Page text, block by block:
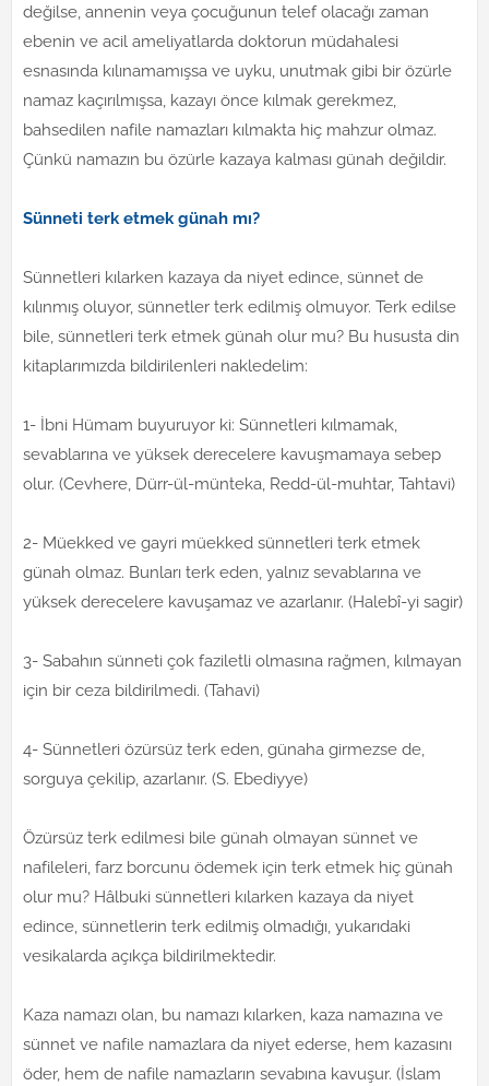
değilse, annenin veya çocuğunun telef olacağı zaman
ebenin ve acil ameliyatlarda doktorun müdahalesi
esnasında kılınamamışsa ve uyku, unutmak gibi bir özürle
namaz kaçırılmışsa, kazayı önce kılmak gerekmez,
bahsedilen nafile namazları kılmakta hiç mahzur olmaz.
Çünkü namazın bu özürle kazaya kalması günah değildir.
Sünneti terk etmek günah mı?
Sünnetleri kılarken kazaya da niyet edince, sünnet de
kılınmış oluyor, sünnetler terk edilmiş olmuyor. Terk edilse
bile, sünnetleri terk etmek günah olur mu? Bu hususta din
kitaplarımızda bildirilenleri nakledelim:
1- İbni Hümam buyuruyor ki: Sünnetleri kılmamak,
sevablarına ve yüksek derecelere kavuşmamaya sebep
olur. (Cevhere, Dürr-ül-münteka, Redd-ül-muhtar, Tahtavi)
2- Müekked ve gayri müekked sünnetleri terk etmek
günah olmaz. Bunları terk eden, yalnız sevablarına ve
yüksek derecelere kavuşamaz ve azarlanır. (Halebî-yi sagir)
3- Sabahın sünneti çok faziletli olmasına rağmen, kılmayan
için bir ceza bildirilmedi. (Tahavi)
4- Sünnetleri özürsüz terk eden, günaha girmezse de,
sorguya çekilip, azarlanır. (S. Ebediyye)
Özürsüz terk edilmesi bile günah olmayan sünnet ve
nafileleri, farz borcunu ödemek için terk etmek hiç günah
olur mu? Hâlbuki sünnetleri kılarken kazaya da niyet
edince, sünnetlerin terk edilmiş olmadığı, yukarıdaki
vesikalarda açıkça bildirilmektedir.
Kaza namazı olan, bu namazı kılarken, kaza namazına ve
sünnet ve nafile namazlara da niyet ederse, hem kazasını
öder, hem de nafile namazların sevabına kavuşur. (İslam